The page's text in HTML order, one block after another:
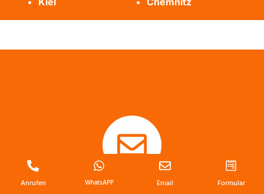
E-Mail
Anrufen WhatsAPP Email Formular